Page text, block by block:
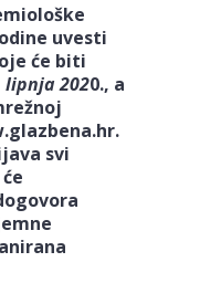
uvesti
će biti
lipnja 2020., a
svi